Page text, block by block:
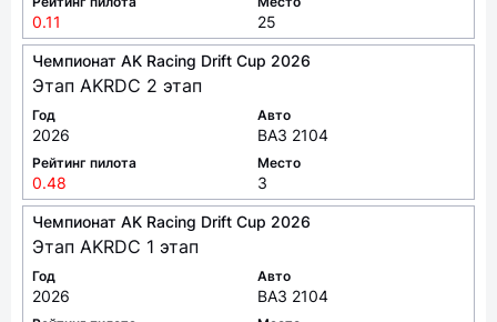
Год
2026
Авто
ВАЗ 2104
Рейтинг пилота
0.11
Место
Чемпионат AK Racing Drift Cup 2026
Этап AKRDC 2 этап
Год
2026
Авто
ВАЗ 2104
Рейтинг пилота
0.48
Место
Чемпионат AK Racing Drift Cup 2026
Этап AKRDC 1 этап